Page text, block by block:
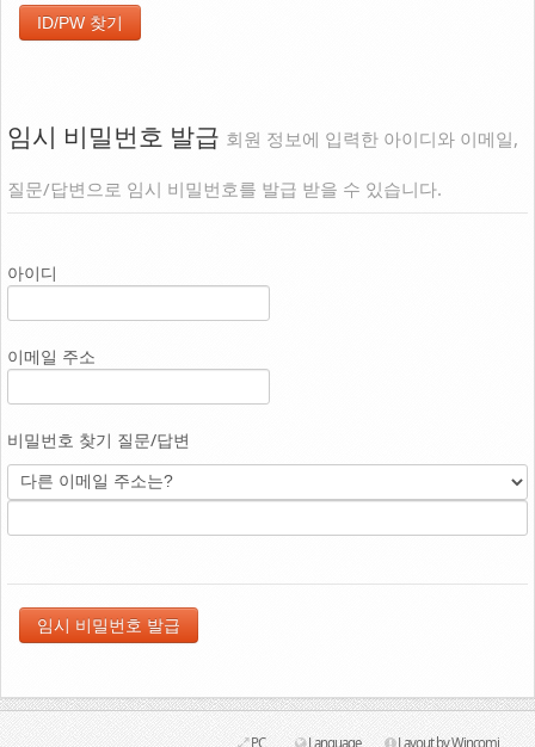
Portfolio
공부방
임시 비밀번호 발급 회원 정보에 입력한 아이디와 이메일,
질문/답변으로 임시 비밀번호를 발급 받을 수 있습니다.
아이디
이메일 주소
비밀번호 찾기 질문/답변
PC Language Layout by Wincomi